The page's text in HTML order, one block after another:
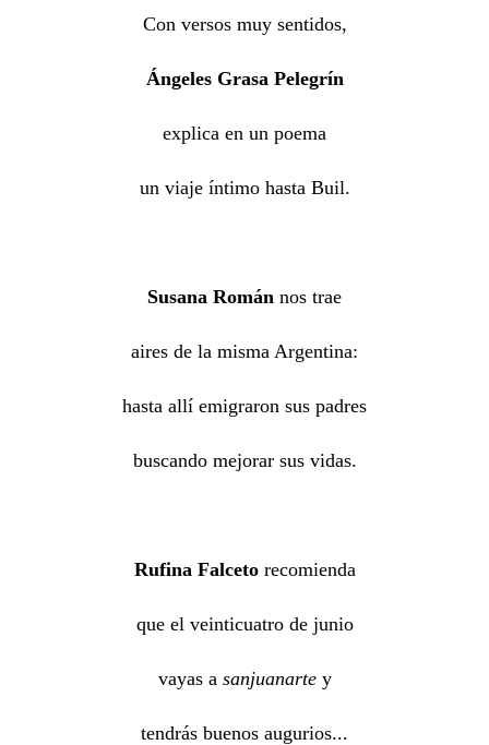
Con versos muy sentidos,
Ángeles Grasa Pelegrín
explica en un poema
un viaje íntimo hasta Buil.
Susana Román nos trae
aires de la misma Argentina:
hasta allí emigraron sus padres
buscando mejorar sus vidas.
Rufina Falcetorecomienda
que el veinticuatro de junio
vayas a sanjuanartey
tendrás buenos augurios...